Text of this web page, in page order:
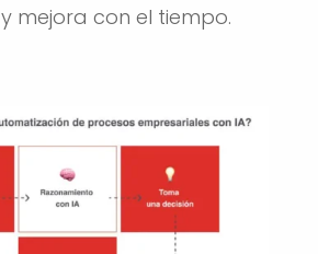
y mejora con el tiempo.